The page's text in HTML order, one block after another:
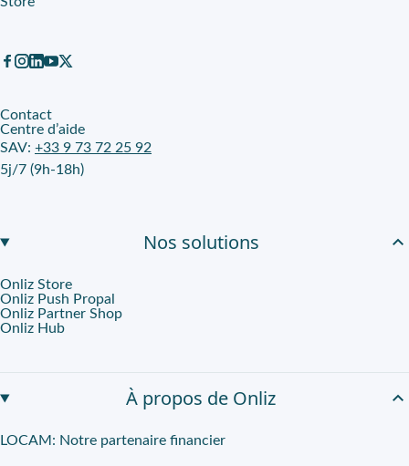
Contact
Centre d’aide
SAV: +33 9 73 72 25 92
5j/7 (9h-18h)
Nos solutions
Onliz Store
Onliz Push Propal
Onliz Partner Shop
Onliz Hub
À propos de Onliz
LOCAM: Notre partenaire financier